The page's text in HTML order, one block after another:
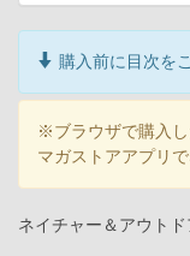
購入前に目次を
※ブラウザで購入
マガストアアプリ
ネイチャー＆アウト